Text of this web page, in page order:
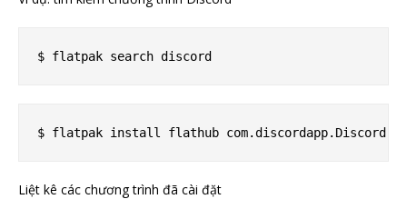
Liệt kê các chương trình đã cài đặt